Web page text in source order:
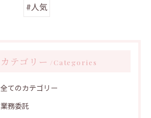
#人気
カテゴリー Categories
全てのカテゴリー
業務委託